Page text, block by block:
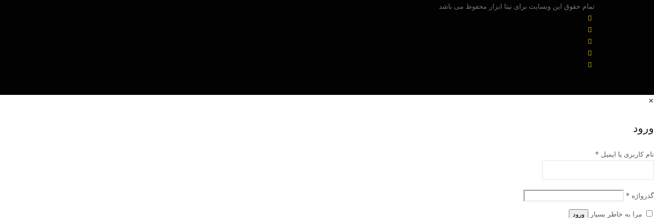
تمام حقوق این وبسایت برای نیتا ابزار محفوظ می باشد
✕
ورود
نام کاربری یا ایمیل *
گذرواژه *
مرا به خاطر بسپار
ورود